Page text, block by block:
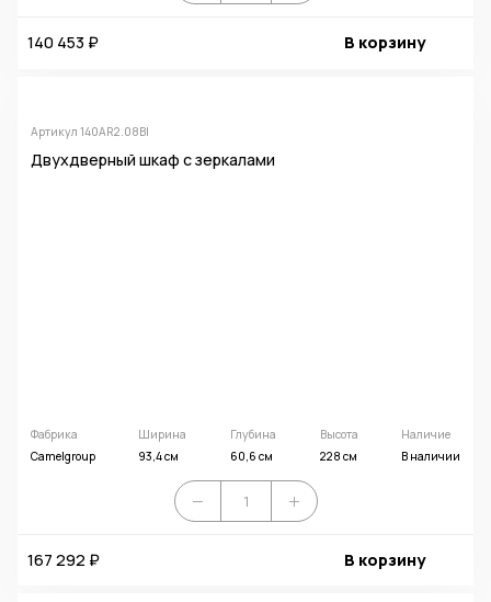
140 453 ₽ В корзину
Артикул 140AR2.08BI
Двухдверный шкаф с зеркалами
Фабрика
Camelgroup
Ширина
93,4 см
Глубина
60,6 см
Высота
228 см
Наличие
В наличии
167 292 ₽ В корзину